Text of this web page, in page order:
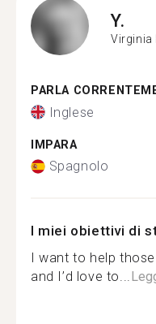
Y.
Virginia
PARLA
Inglese
IMPARA
Spagnolo
I miei obiettivi di
I want to help
and I’d love to...